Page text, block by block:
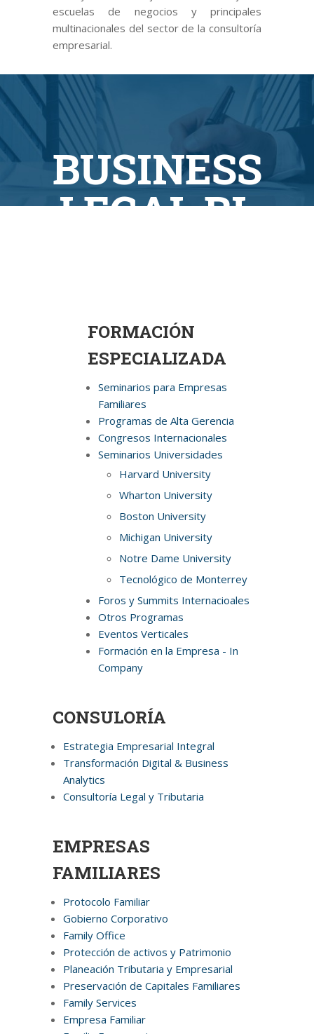
escuelas de negocios y principales
multinacionales del sector de la consultoría
empresarial.
BUSINESS
LEGAL BL
FORMACIÓN
ESPECIALIZADA
Seminarios para Empresas
Familiares
Programas de Alta Gerencia
Congresos Internacionales
Seminarios Universidades
Harvard University
Wharton University
Boston University
Michigan University
Notre Dame University
Tecnológico de Monterrey
Foros y Summits Internacioales
Otros Programas
Eventos Verticales
Formación en la Empresa - In
Company
CONSULORÍA
Estrategia Empresarial Integral
Transformación Digital & Business
Analytics
Consultoría Legal y Tributaria
EMPRESAS
FAMILIARES
Protocolo Familiar
Gobierno Corporativo
Family Office
Protección de activos y Patrimonio
Planeación Tributaria y Empresarial
Preservación de Capitales Familiares
Family Services
Empresa Familiar